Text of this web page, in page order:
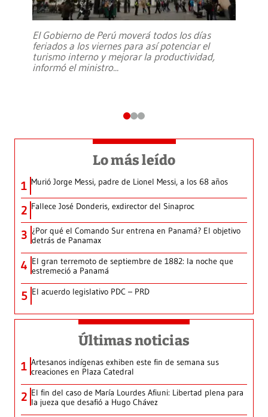
El Gobierno de Perú moverá todos los días
feriados a los viernes para así potenciar el
turismo interno y mejorar la productividad,
informó el ministro...
Lo más leído
1 Murió Jorge Messi, padre de Lionel Messi, a los 68 años
2 Fallece José Donderis, exdirector del Sinaproc
3 ¿Por qué el Comando Sur entrena en Panamá? El objetivo
detrás de Panamax
4 El gran terremoto de septiembre de 1882: la noche que
estremeció a Panamá
5 El acuerdo legislativo PDC – PRD
Últimas noticias
1 Artesanos indígenas exhiben este fin de semana sus
creaciones en Plaza Catedral
2 El fin del caso de María Lourdes Afiuni: Libertad plena para
la jueza que desafió a Hugo Chávez